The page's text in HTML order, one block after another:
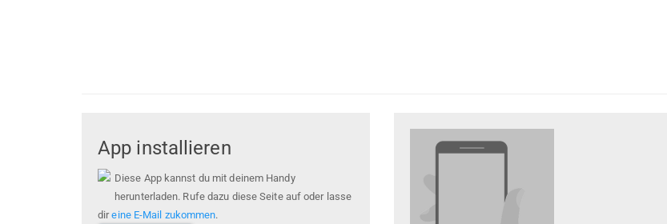
App installieren
Diese App kannst du mit deinem Handy
herunterladen. Rufe dazu diese Seite auf oder lasse
direine E-Mail zukommen.